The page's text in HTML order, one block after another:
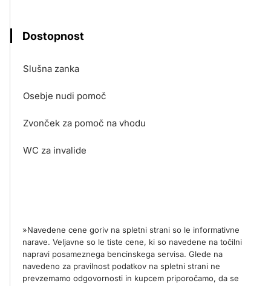
Dostopnost
Slušna zanka
Osebje nudi pomoč
Zvonček za pomoč na vhodu
WC za invalide
»Navedene cene goriv na spletni strani so le informativne
narave. Veljavne so le tiste cene, ki so navedene na točilni
napravi posameznega bencinskega servisa. Glede na
navedeno za pravilnost podatkov na spletni strani ne
prevzemamo odgovornosti in kupcem priporočamo, da se